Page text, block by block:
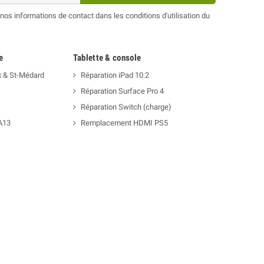
informations de contact dans les conditions d'utilisation du
& St-Médard
Tablette & console
Réparation iPad 10.2
Réparation Surface Pro 4
Réparation Switch (charge)
Remplacement HDMI PS5